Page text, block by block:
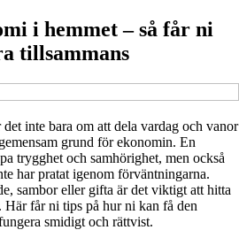
i hemmet – så får ni
tillsammans
inte bara om att dela vardag och vanor
grund för ekonomin. En
trygghet och samhörighet, men också
har pratat igenom förväntningarna.
sambor eller gifta är det viktigt att hitta
Här får ni tips på hur ni kan få den
smidigt och rättvist.